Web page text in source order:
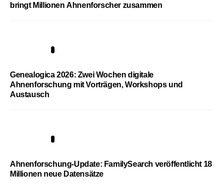
bringt Millionen Ahnenforscher zusammen
Genealogica 2026: Zwei Wochen digitale
Ahnenforschung mit Vorträgen, Workshops und
Austausch
Ahnenforschung-Update: FamilySearch veröffentlicht 18
Millionen neue Datensätze